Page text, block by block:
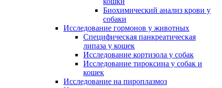
Биохимический анализ крови у
собаки
Исследование гормонов у животных
Специфическая панкреатическая
липаза у кошек
Исследование кортизола у собак
Исследование тироксина у собак и
кошек
Исследование на пироплазмоз